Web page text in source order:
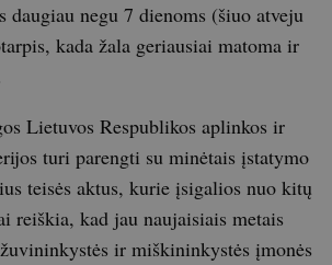
daugiau negu 7 dienoms (šiuo atveju
kada žala geriausiai matoma ir
Lietuvos Respublikos aplinkos ir
turi parengti su minėtais įstatymo
teisės aktus, kurie įsigalios nuo kitų
reiškia, kad jau naujaisiais metais
ir miškininkystės įmonės